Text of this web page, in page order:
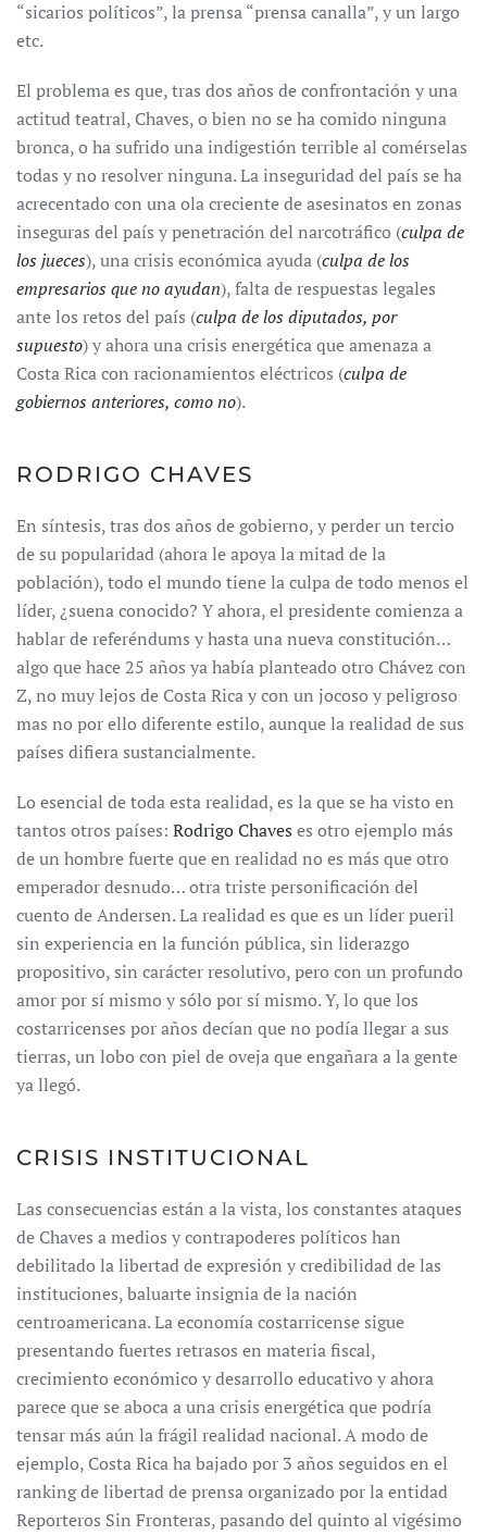
“sicarios políticos”, la prensa “prensa canalla”, y un largo
etc.
El problema es que, tras dos años de confrontación y una
actitud teatral, Chaves, o bien no se ha comido ninguna
bronca, o ha sufrido una indigestión terrible al comérselas
todas y no resolver ninguna. La inseguridad del país se ha
acrecentado con una ola creciente de asesinatos en zonas
inseguras del país y penetración del narcotráfico (culpa de
los jueces), una crisis económica ayuda (culpa de los
empresarios que no ayudan), falta de respuestas legales
ante los retos del país (culpa de los diputados, por
supuesto) y ahora una crisis energética que amenaza a
Costa Rica con racionamientos eléctricos (culpa de
gobiernos anteriores, como no).
RODRIGO CHAVES
En síntesis, tras dos años de gobierno, y perder un tercio
de su popularidad (ahora le apoya la mitad de la
población), todo el mundo tiene la culpa de todo menos el
líder, ¿suena conocido? Y ahora, el presidente comienza a
hablar de referéndums y hasta una nueva constitución…
algo que hace 25 años ya había planteado otro Chávez con
Z, no muy lejos de Costa Rica y con un jocoso y peligroso
mas no por ello diferente estilo, aunque la realidad de sus
países difiera sustancialmente.
Lo esencial de toda esta realidad, es la que se ha visto en
tantos otros países: Rodrigo Chaves es otro ejemplo más
de un hombre fuerte que en realidad no es más que otro
emperador desnudo… otra triste personificación del
cuento de Andersen. La realidad es que es un líder pueril
sin experiencia en la función pública, sin liderazgo
propositivo, sin carácter resolutivo, pero con un profundo
amor por sí mismo y sólo por sí mismo. Y, lo que los
costarricenses por años decían que no podía llegar a sus
tierras, un lobo con piel de oveja que engañara a la gente
ya llegó.
CRISIS INSTITUCIONAL
Las consecuencias están a la vista, los constantes ataques
de Chaves a medios y contrapoderes políticos han
debilitado la libertad de expresión y credibilidad de las
instituciones, baluarte insignia de la nación
centroamericana. La economía costarricense sigue
presentando fuertes retrasos en materia fiscal,
crecimiento económico y desarrollo educativo y ahora
parece que se aboca a una crisis energética que podría
tensar más aún la frágil realidad nacional. A modo de
ejemplo, Costa Rica ha bajado por 3 años seguidos en el
ranking de libertad de prensa organizado por la entidad
Reporteros Sin Fronteras, pasando del quinto al vigésimo